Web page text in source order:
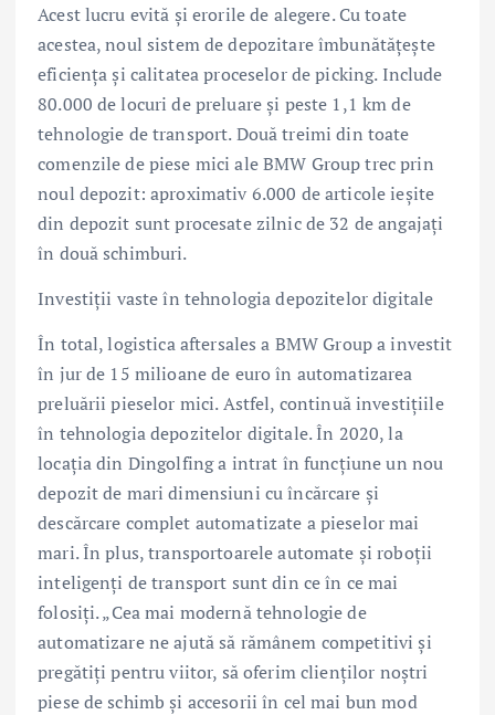
Acest lucru evită şi erorile de alegere. Cu toate
acestea, noul sistem de depozitare îmbunătăţeşte
eficienţa şi calitatea proceselor de picking. Include
80.000 de locuri de preluare şi peste 1,1 km de
tehnologie de transport. Două treimi din toate
comenzile de piese mici ale BMW Group trec prin
noul depozit: aproximativ 6.000 de articole ieşite
din depozit sunt procesate zilnic de 32 de angajaţi
în două schimburi.
Investiţii vaste în tehnologia depozitelor digitale
În total, logistica aftersales a BMW Group a investit
în jur de 15 milioane de euro în automatizarea
preluării pieselor mici. Astfel, continuă investiţiile
în tehnologia depozitelor digitale. În 2020, la
locaţia din Dingolfing a intrat în funcţiune un nou
depozit de mari dimensiuni cu încărcare şi
descărcare complet automatizate a pieselor mai
mari. În plus, transportoarele automate şi roboţii
inteligenţi de transport sunt din ce în ce mai
folosiţi. „Cea mai modernă tehnologie de
automatizare ne ajută să rămânem competitivi şi
pregătiţi pentru viitor, să oferim clienţilor noştri
piese de schimb şi accesorii în cel mai bun mod